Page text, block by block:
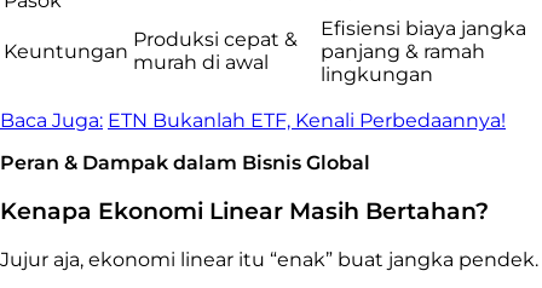
Keuntungan
Produksi cepat &
murah di awal
Efisiensi biaya jangka
panjang & ramah
lingkungan
Baca Juga: ETN Bukanlah ETF, Kenali Perbedaannya!
Peran & Dampak dalam Bisnis Global
Kenapa Ekonomi Linear Masih Bertahan?
Jujur aja, ekonomi linear itu “enak” buat jangka pendek.